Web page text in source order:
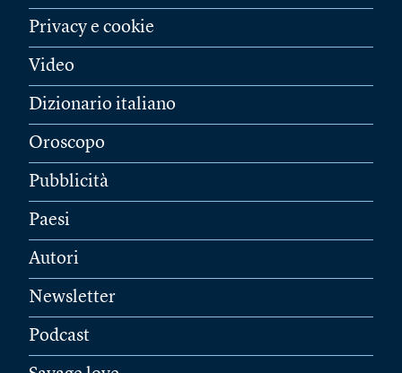
Privacy e cookie
Video
Dizionario italiano
Oroscopo
Pubblicità
Paesi
Autori
Newsletter
Podcast